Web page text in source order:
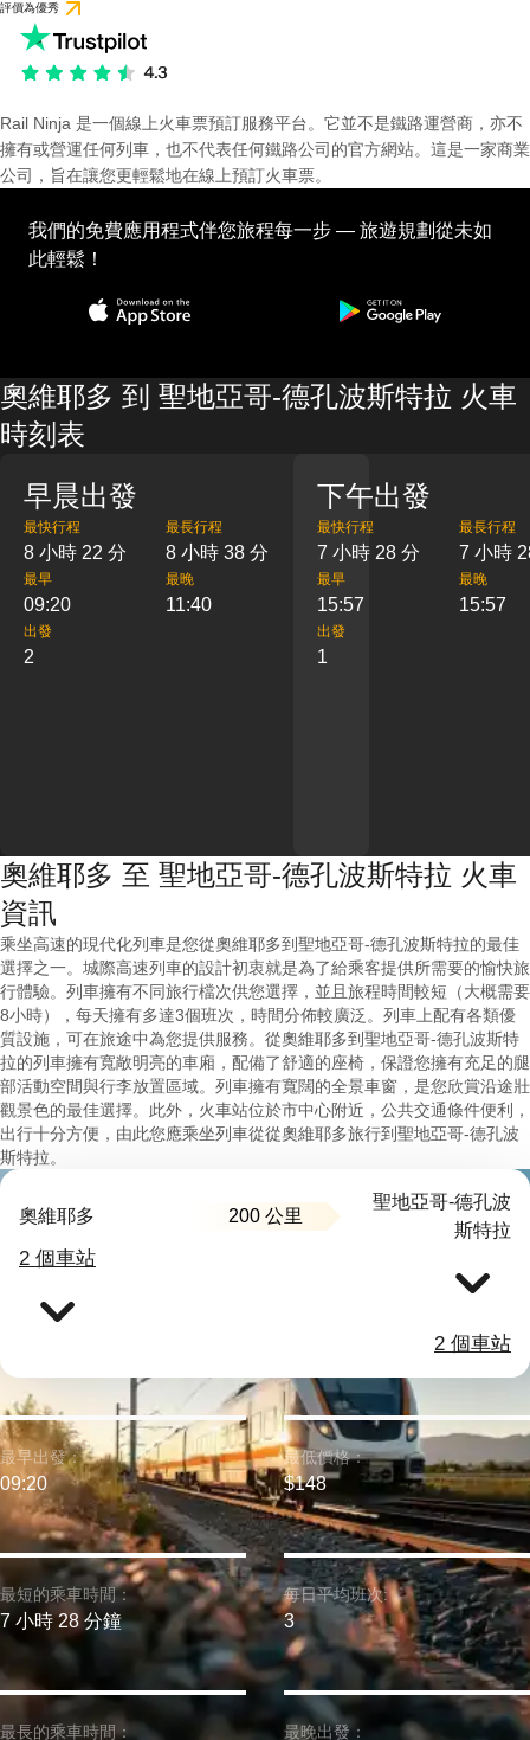
評價為優秀
Rail Ninja 是一個線上火車票預訂服務平台。它並不是鐵路運營商，亦不
擁有或營運任何列車，也不代表任何鐵路公司的官方網站。這是一家商業
公司，旨在讓您更輕鬆地在線上預訂火車票。
我們的免費應用程式伴您旅程每一步 — 旅遊規劃從未如
此輕鬆！
奧維耶多 到 聖地亞哥-德孔波斯特拉 火車
時刻表
早晨出發
最快行程
8 小時 22 分
最長行程
8 小時 38 分
最早
09:20
最晚
11:40
出發
2
下午出發
最快行程
7 小時 28 分
最長行程
7 小時
最早
15:57
最晚
15:57
出發
1
奧維耶多 至 聖地亞哥-德孔波斯特拉 火車
資訊
乘坐高速的現代化列車是您從奧維耶多到聖地亞哥-德孔波斯特拉的最佳
選擇之一。城際高速列車的設計初衷就是為了給乘客提供所需要的愉快旅
行體驗。列車擁有不同旅行檔次供您選擇，並且旅程時間較短（大概需要
8小時），每天擁有多達3個班次，時間分佈較廣泛。列車上配有各類優
質設施，可在旅途中為您提供服務。從奧維耶多到聖地亞哥-德孔波斯特
拉的列車擁有寬敞明亮的車廂，配備了舒適的座椅，保證您擁有充足的腿
部活動空間與行李放置區域。列車擁有寬闊的全景車窗，是您欣賞沿途壯
觀景色的最佳選擇。此外，火車站位於市中心附近，公共交通條件便利，
出行十分方便，由此您應乘坐列車從從奧維耶多旅行到聖地亞哥-德孔波
斯特拉。
奧維耶多 200 公里
聖地亞哥-德孔波
斯特拉
2 個車站
2 個車站
最短的乘車時間：
7 小時 28 分鐘
最早出發：
09:20
最長的乘車時間：
最低價格：
$148
每日平均班次:
3
最晚出發：